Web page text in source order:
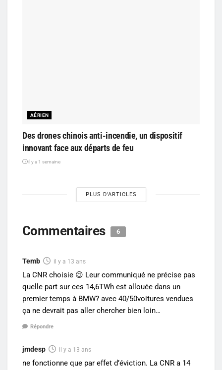
AÉRIEN
Des drones chinois anti-incendie, un dispositif
innovant face aux départs de feu
il y a 1 semaine
PLUS D'ARTICLES
Commentaires 6
Temb il y a 13 ans
La CNR choisie 😉 Leur communiqué ne précise pas
quelle part sur ces 14,6TWh est allouée dans un
premier temps à BMW? avec 40/50voitures vendues
ça ne devrait pas aller chercher bien loin…
Répondre
jmdesp il y a 13 ans
ne fonctionne que par effet d’éviction. La CNR a 14